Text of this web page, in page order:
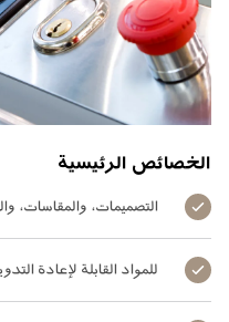
الخصائص الرئيسية
التصميمات، والمقاسات،
للمواد القابلة لإعادة التدوير